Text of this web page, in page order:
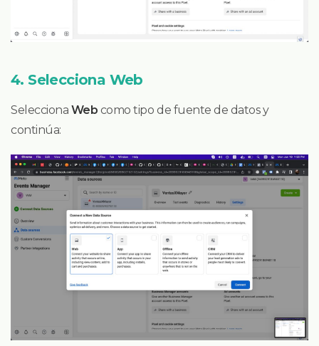
4. Selecciona Web
Selecciona Web como tipo de fuente de datos y
continúa: